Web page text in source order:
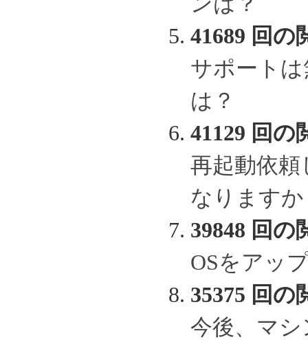
41689 回の
サポート
は？
41129 回の
再起動依
なりますか
39848 回の
OSをアッ
35375 回の
今後、マ